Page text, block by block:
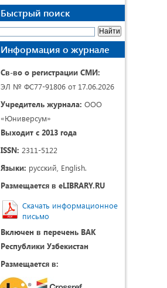
Быстрый поиск
Информация о журнале
Св-во о регистрации СМИ:
ЭЛ № ФС77-91806 от 17.06.2026
Учредитель журнала: ООО
«Юниверсум»
Выходит с 2013 года
ISSN: 2311-5122
Языки: русский, English.
Размещается в eLIBRARY.RU
Скачать информационное
письмо
Включен в перечень ВАК
Республики Узбекистан
Размещается в: